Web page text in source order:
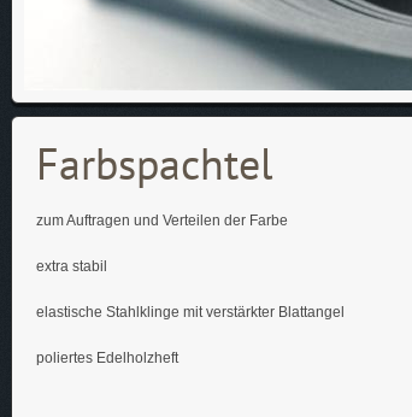
Farbspachtel
zum Auftragen und Verteilen der Farbe
extra stabil
elastische Stahlklinge mit verstärkter Blattangel
poliertes Edelholzheft